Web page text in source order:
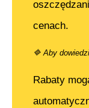
cenach.
🔷 Aby
Rabaty